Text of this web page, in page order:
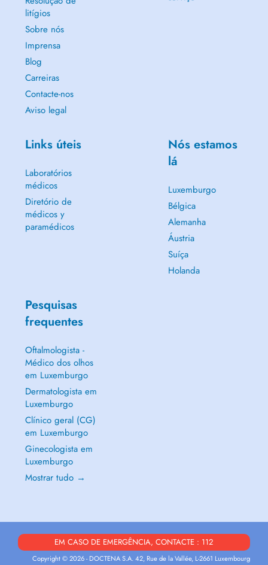
litígios
Sobre nós
Imprensa
Blog
Carreiras
Contacte-nos
Aviso legal
Links úteis
Laboratórios
médicos
Diretório de
médicos y
paramédicos
Nós estamos
lá
Luxemburgo
Bélgica
Alemanha
Áustria
Suíça
Holanda
Pesquisas
frequentes
Oftalmologista -
Médico dos olhos
em Luxemburgo
Dermatologista em
Luxemburgo
Clínico geral (CG)
em Luxemburgo
Ginecologista em
Luxemburgo
Mostrar tudo →
EM CASO DE EMERGÊNCIA, CONTACTE : 112
Copyright © 2026 - DOCTENA S.A. 42, Rue de la Vallée, L-2661 Luxembourg